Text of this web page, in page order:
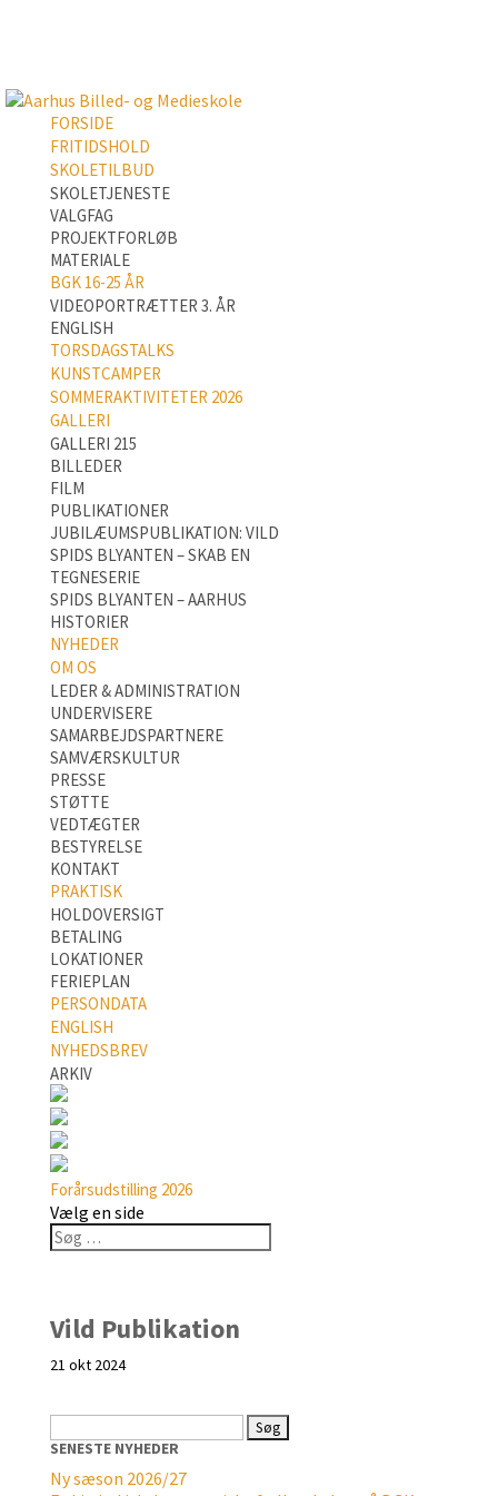
FORSIDE
FRITIDSHOLD
SKOLETILBUD
SKOLETJENESTE
VALGFAG
PROJEKTFORLØB
MATERIALE
BGK 16-25 ÅR
VIDEOPORTRÆTTER 3. ÅR
ENGLISH
TORSDAGSTALKS
KUNSTCAMPER
SOMMERAKTIVITETER 2026
GALLERI
GALLERI 215
BILLEDER
FILM
PUBLIKATIONER
JUBILÆUMSPUBLIKATION: VILD
SPIDS BLYANTEN – SKAB EN
TEGNESERIE
SPIDS BLYANTEN – AARHUS
HISTORIER
NYHEDER
OM OS
LEDER & ADMINISTRATION
UNDERVISERE
SAMARBEJDSPARTNERE
SAMVÆRSKULTUR
PRESSE
STØTTE
VEDTÆGTER
BESTYRELSE
KONTAKT
PRAKTISK
HOLDOVERSIGT
BETALING
LOKATIONER
FERIEPLAN
PERSONDATA
ENGLISH
NYHEDSBREV
ARKIV
Forårsudstilling 2026
Vælg en side
Vild Publikation
21 okt 2024
efter:
SENESTE NYHEDER
Ny sæson 2026/27